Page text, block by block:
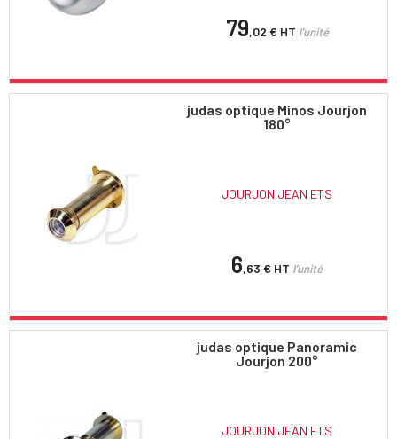
79,02 € HT l'unité
judas optique Minos Jourjon
180°
JOURJON JEAN ETS
6,63 € HT l'unité
judas optique Panoramic
Jourjon 200°
JOURJON JEAN ETS